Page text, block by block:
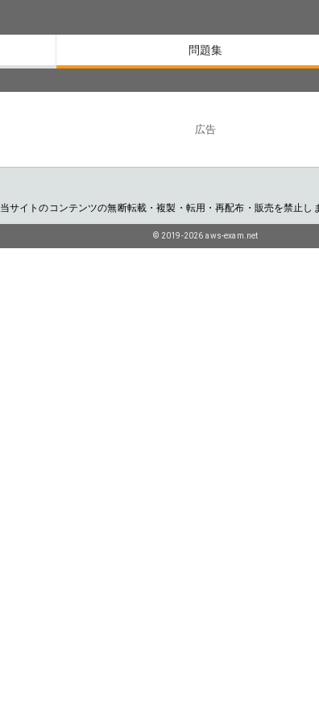
問題集
広告
当サイトのコンテンツの無断転載・複製・転用・再配布・販売を禁止し
© 2019-2026 aws-exam.net